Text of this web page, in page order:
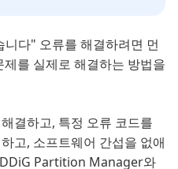
다" 오류를 해결하려면 먼
를 실제로 해결하는 방법을
결하고, 특정 오류 코드를
고, 소프트웨어 간섭을 없애
Partition Manager와